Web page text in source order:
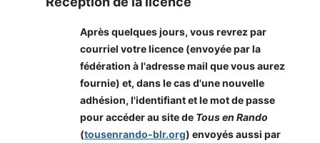
Après quelques jours, vous revrez par
courriel votre licence (envoyée par la
fédération à l'adresse mail que vous aurez
fournie) et, dans le cas d'une nouvelle
adhésion, l'identifiant et le mot de passe
pour accéder au site de Tous en Rando
(tousenrando-blr.org) envoyés aussi par